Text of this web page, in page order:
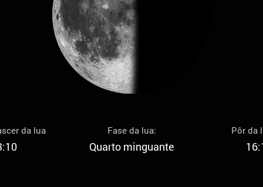
da lua Fase da lua:
Quarto minguante
Pôr da